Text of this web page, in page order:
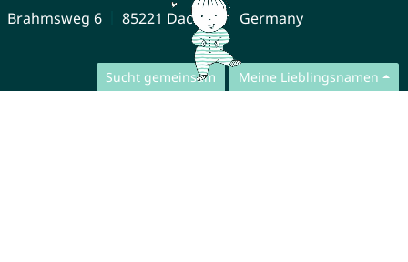
Sucht gemeinsam Meine Lieblingsnamen
Brahmsweg 6
85221 Dachau Germany